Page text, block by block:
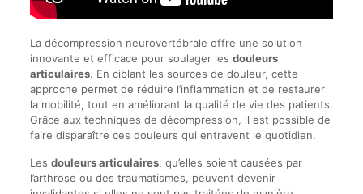
La décompression neurovertébrale offre une solution
innovante et efficace pour soulager les douleurs
articulaires. En ciblant les sources de douleur, cette
approche permet de réduire l’inflammation et de restaurer
la mobilité, tout en améliorant la qualité de vie des patients.
Grâce aux techniques de décompression, il est possible de
faire disparaître ces douleurs qui entravent le quotidien.
Les douleurs articulaires, qu’elles soient causées par
l’arthrose ou des traumatismes, peuvent devenir